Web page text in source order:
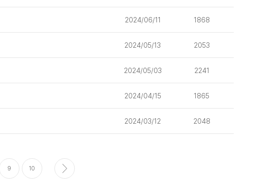
2024/06/11 1868
2024/05/13 2053
2024/05/03 2241
2024/04/15 1865
2024/03/12 2048
9 10